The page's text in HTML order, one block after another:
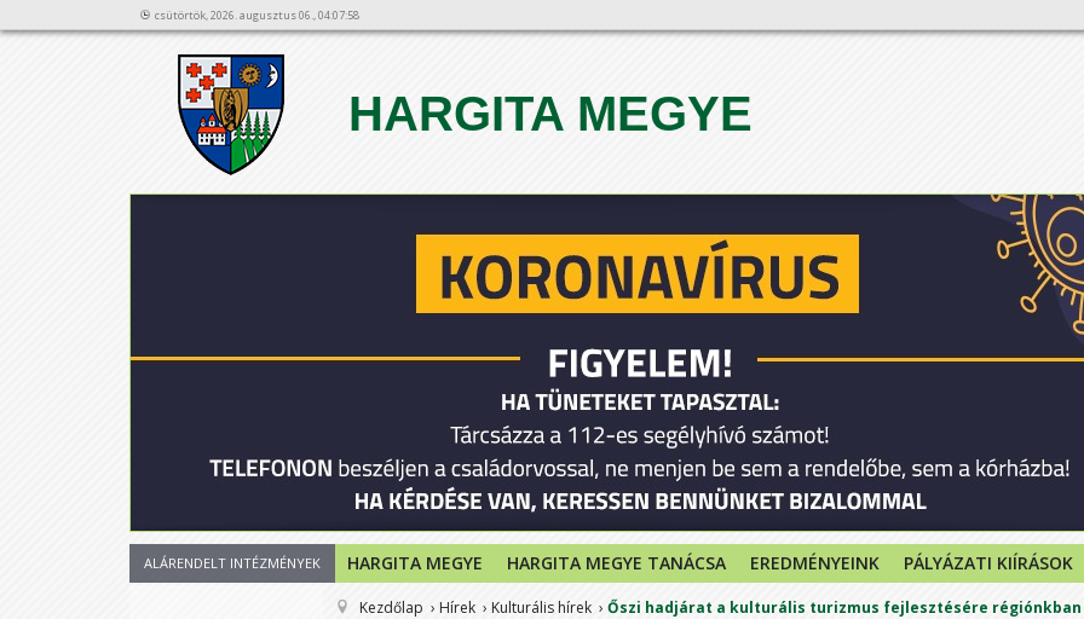
csütörtök, 2026. augusztus 06., 04:07:58
HARGITA MEGYE
12
ALÁRENDELT INTÉZMÉNYEK HARGITA MEGYE HARGITA MEGYE TANÁCSA EREDMÉNYEINK PÁLYÁZATI KIÍRÁSOK
Kezdőlap Hírek Kulturális hírek Őszi hadjárat a kulturális turizmus fejlesztésére régiónkban